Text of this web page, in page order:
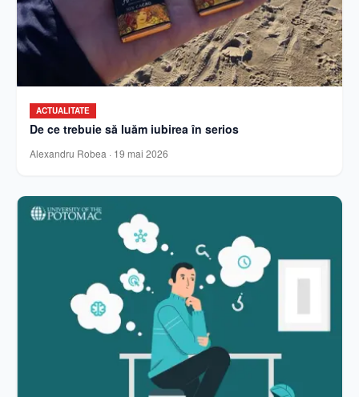
ACTUALITATE
De ce trebuie să luăm iubirea în serios
Alexandru Robea · 19 mai 2026